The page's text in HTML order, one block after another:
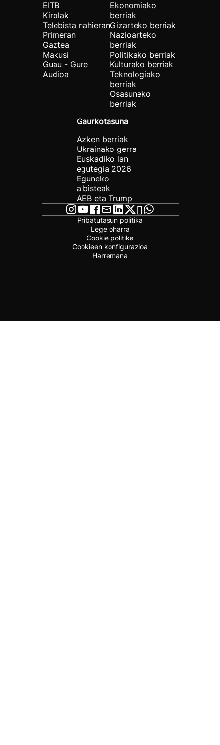
EITB
Kirolak
Telebista nahieran
Primeran
Gaztea
Makusi
Guau - Gure
Audioa
Ekonomiako
berriak
Gizarteko berriak
Nazioarteko
berriak
Politikako berriak
Kulturako berriak
Teknologiako
berriak
Osasuneko
berriak
Gaurkotasuna
Azken berriak
Ukrainako gerra
Euskadiko lan
egutegia 2026
Eguneko
albisteak
AEB eta Trump
Pribatutasun politika
Lege oharra
Cookie politika
Cookieen konfigurazioa
Harremana